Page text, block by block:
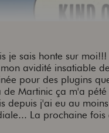
martinic
de vendu au
suppôt du
je sais honte sur moi!!!
avidité insatiable
pour des plugins
de Martinic ça m'a
depuis j'ai eu au
La prochaine